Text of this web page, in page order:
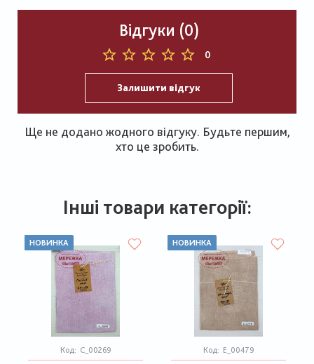
Відгуки (0)
0
Залишити відгук
Ще не додано жодного відгуку. Будьте першим,
хто це зробить.
Інші товари категорії:
НОВИНКА
Код: C_00269
НОВИНКА
Код: E_00479